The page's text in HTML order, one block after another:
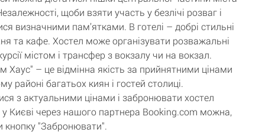
щоби взяти участь у безлічі розваг і
визначними пам’ятками. В готелі – добрі стильні
та кафе. Хостел може організувати розважальні
містом і трансфер з вокзалу чи на вокзал.
Хаус" – це відмінна якість за прийнятними цінами
районі багатьох киян і гостей столиці.
з актуальними цінами і забронювати хостел
Києві через нашого партнера Booking.com можна,
кнопку "Забронювати".